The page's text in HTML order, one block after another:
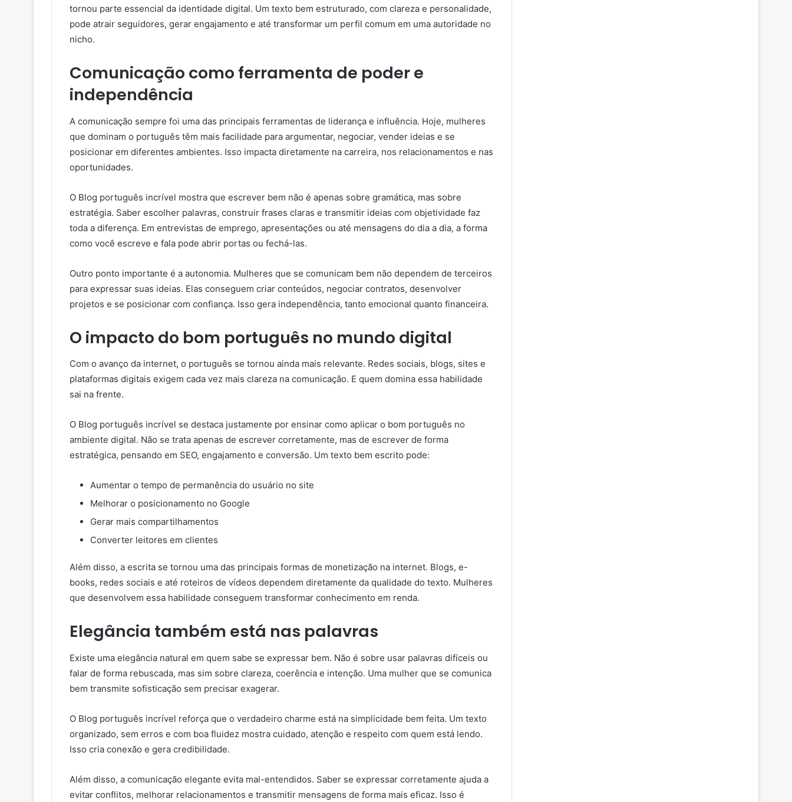
tornou parte essencial da identidade digital. Um texto bem estruturado, com clareza e personalidade,
pode atrair seguidores, gerar engajamento e até transformar um perfil comum em uma autoridade no
nicho.
Comunicação como ferramenta de poder e
independência
A comunicação sempre foi uma das principais ferramentas de liderança e influência. Hoje, mulheres
que dominam o português têm mais facilidade para argumentar, negociar, vender ideias e se
posicionar em diferentes ambientes. Isso impacta diretamente na carreira, nos relacionamentos e nas
oportunidades.
O Blog português incrível mostra que escrever bem não é apenas sobre gramática, mas sobre
estratégia. Saber escolher palavras, construir frases claras e transmitir ideias com objetividade faz
toda a diferença. Em entrevistas de emprego, apresentações ou até mensagens do dia a dia, a forma
como você escreve e fala pode abrir portas ou fechá-las.
Outro ponto importante é a autonomia. Mulheres que se comunicam bem não dependem de terceiros
para expressar suas ideias. Elas conseguem criar conteúdos, negociar contratos, desenvolver
projetos e se posicionar com confiança. Isso gera independência, tanto emocional quanto financeira.
O impacto do bom português no mundo digital
Com o avanço da internet, o português se tornou ainda mais relevante. Redes sociais, blogs, sites e
plataformas digitais exigem cada vez mais clareza na comunicação. E quem domina essa habilidade
sai na frente.
O Blog português incrível se destaca justamente por ensinar como aplicar o bom português no
ambiente digital. Não se trata apenas de escrever corretamente, mas de escrever de forma
estratégica, pensando em SEO, engajamento e conversão. Um texto bem escrito pode:
Aumentar o tempo de permanência do usuário no site
Melhorar o posicionamento no Google
Gerar mais compartilhamentos
Converter leitores em clientes
Além disso, a escrita se tornou uma das principais formas de monetização na internet. Blogs, e-
books, redes sociais e até roteiros de vídeos dependem diretamente da qualidade do texto. Mulheres
que desenvolvem essa habilidade conseguem transformar conhecimento em renda.
Elegância também está nas palavras
Existe uma elegância natural em quem sabe se expressar bem. Não é sobre usar palavras difíceis ou
falar de forma rebuscada, mas sim sobre clareza, coerência e intenção. Uma mulher que se comunica
bem transmite sofisticação sem precisar exagerar.
O Blog português incrível reforça que o verdadeiro charme está na simplicidade bem feita. Um texto
organizado, sem erros e com boa fluidez mostra cuidado, atenção e respeito com quem está lendo.
Isso cria conexão e gera credibilidade.
Além disso, a comunicação elegante evita mal-entendidos. Saber se expressar corretamente ajuda a
evitar conflitos, melhorar relacionamentos e transmitir mensagens de forma mais eficaz. Isso é